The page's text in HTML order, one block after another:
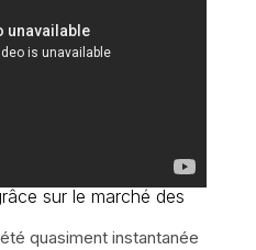
sur le marché des
quasiment instantanée